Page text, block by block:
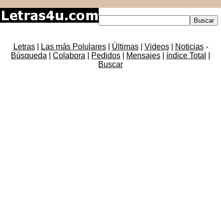
Letras| Las más Polulares| Últimas| Videos| Noticias-
Búsqueda
Colabora Pedidos Mensajes índice Total
Buscar